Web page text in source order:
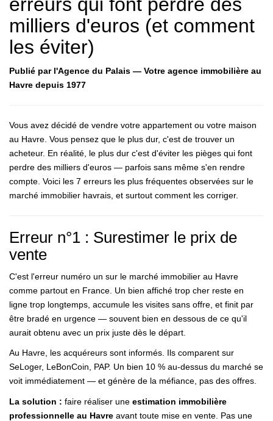
milliers d'euros (et comment
les éviter)
Publié par l'Agence du Palais — Votre agence immobilière au
Havre depuis 1977
Vous avez décidé de vendre votre appartement ou votre maison
au Havre. Vous pensez que le plus dur, c'est de trouver un
acheteur. En réalité, le plus dur c'est d'éviter les pièges qui font
perdre des milliers d'euros — parfois sans même s'en rendre
compte. Voici les 7 erreurs les plus fréquentes observées sur le
marché immobilier havrais, et surtout comment les corriger.
Erreur n°1 : Surestimer le prix de
vente
C'est l'erreur numéro un sur le marché immobilier au Havre
comme partout en France. Un bien affiché trop cher reste en
ligne trop longtemps, accumule les visites sans offre, et finit par
être bradé en urgence — souvent bien en dessous de ce qu'il
aurait obtenu avec un prix juste dès le départ.
Au Havre, les acquéreurs sont informés. Ils comparent sur
SeLoger, LeBonCoin, PAP. Un bien 10 % au-dessus du marché se
voit immédiatement — et génère de la méfiance, pas des offres.
La solution : faire réaliser une estimation immobilière
professionnelle au Havre avant toute mise en vente. Pas une